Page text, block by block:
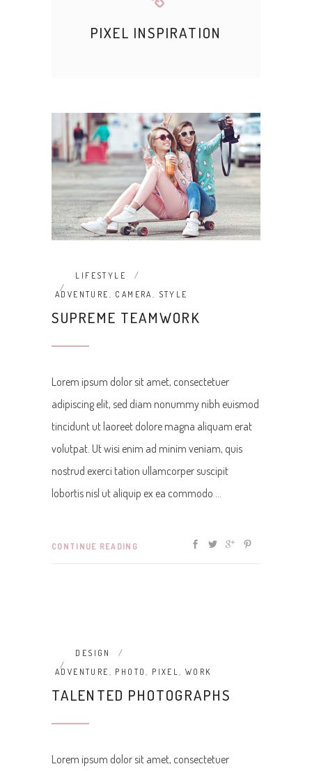
PIXEL INSPIRATION
LIFESTYLE
ADVENTURE , CAMERA, STYLE
SUPREME TEAMWORK
Lorem ipsum dolor sit amet, consectetuer
adipiscing elit, sed diam nonummy nibh euismod
tincidunt ut laoreet dolore magna aliquam erat
volutpat. Ut wisi enim ad minim veniam, quis
nostrud exerci tation ullamcorper suscipit
lobortis nisl ut aliquip ex ea commodo
CONTINUE READING
DESIGN
ADVENTURE , PHOTO, PIXEL,WORK
TALENTED PHOTOGRAPHS
Lorem ipsum dolor sit amet, consectetuer